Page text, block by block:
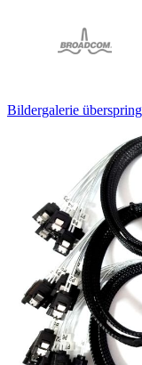
Bildergalerie